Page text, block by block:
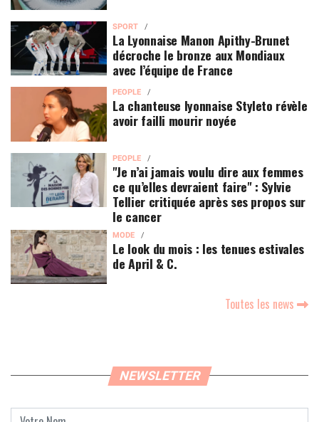
SPORT
La Lyonnaise Manon Apithy-Brunet
décroche le bronze aux Mondiaux
avec l’équipe de France
PEOPLE
La chanteuse lyonnaise Styleto révèle
avoir failli mourir noyée
PEOPLE
"Je n’ai jamais voulu dire aux femmes
ce qu’elles devraient faire" : Sylvie
Tellier critiquée après ses propos sur
le cancer
MODE
Le look du mois : les tenues estivales
de April & C.
Toutes les news
NEWSLETTER